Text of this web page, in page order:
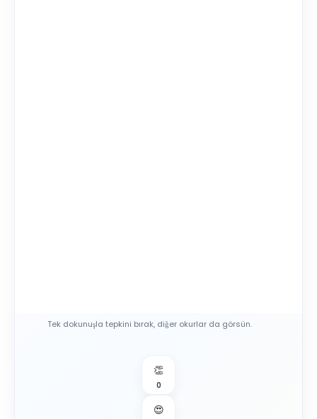
Tek dokunuşla tepkini bırak, diğer okurlar da görsün.
👏
0
😍